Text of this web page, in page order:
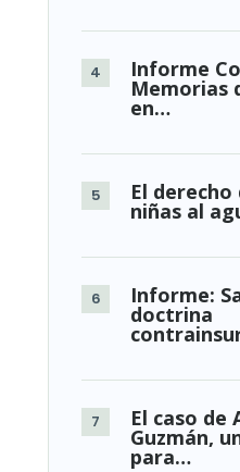
Informe
Memorias
en…
El
niñas al
Informe:
doctrina
El caso de
Guzmán,
para…